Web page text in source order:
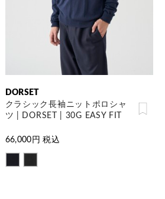
DORSET
クラシック長袖ニットポロシャ
ツ | DORSET | 30G EASY FIT
66,000 円 税込